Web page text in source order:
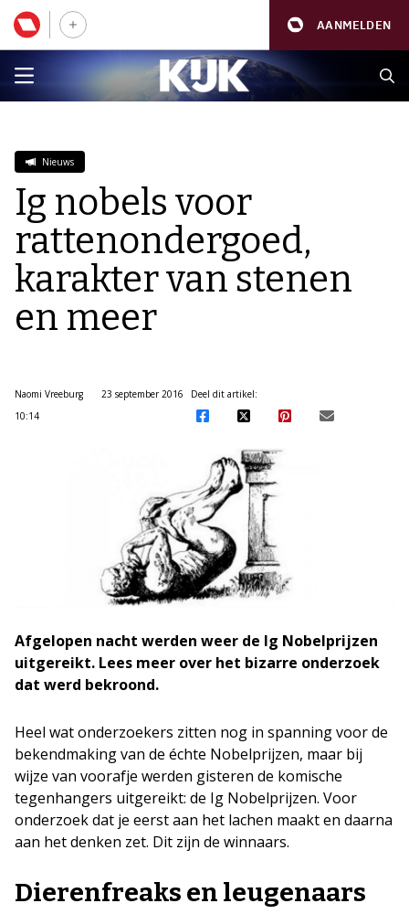
AANMELDEN
Nieuws
Ig nobels voor
rattenondergoed,
karakter van stenen
en meer
Naomi Vreeburg
23 september 2016
10:14
Deel dit artikel:
Afgelopen nacht werden weer de Ig Nobelprijzen
uitgereikt. Lees meer over het bizarre onderzoek
dat werd bekroond.
Heel wat onderzoekers zitten nog in spanning voor de
bekendmaking van de échte Nobelprijzen, maar bij
wijze van voorafje werden gisteren de komische
tegenhangers uitgereikt: de Ig Nobelprijzen. Voor
onderzoek dat je eerst aan het lachen maakt en daarna
aan het denken zet. Dit zijn de winnaars.
Dierenfreaks en leugenaars